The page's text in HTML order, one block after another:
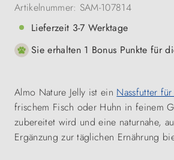
Artikelnummer: SAM-107814
Lieferzeit 3-7 Werktage
Sie erhalten 1 Bonus Punkte für
Almo Nature Jelly ist ein Nassfutter für
frischem Fisch oder Huhn in feinem
zubereitet wird und eine naturnahe,
Ergänzung zur täglichen Ernährung